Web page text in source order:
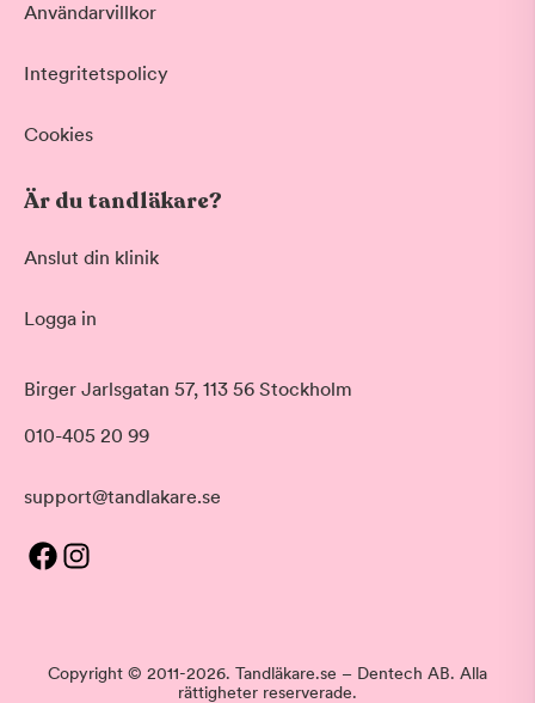
Användarvillkor
Integritetspolicy
Cookies
Är du tandläkare?
Anslut din klinik
Logga in
Birger Jarlsgatan 57, 113 56 Stockholm
010-405 20 99
support@tandlakare.se
Copyright © 2011-2026. Tandläkare.se – Dentech AB. Alla
rättigheter reserverade.